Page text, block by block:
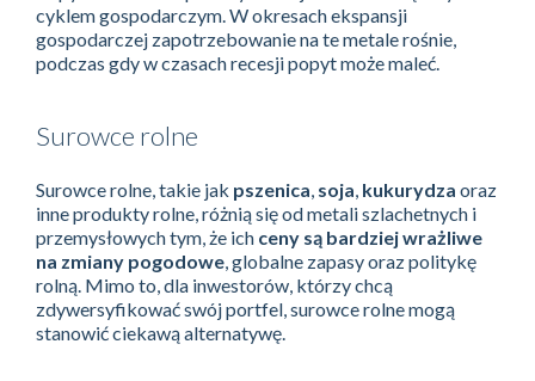
cyklem gospodarczym. W okresach ekspansji
gospodarczej zapotrzebowanie na te metale rośnie,
podczas gdy w czasach recesji popyt może maleć.
Surowce rolne
Surowce rolne, takie jak pszenica, soja, kukurydza oraz
inne produkty rolne, różnią się od metali szlachetnych i
przemysłowych tym, że ich ceny są bardziej wrażliwe
na zmiany pogodowe, globalne zapasy oraz politykę
rolną. Mimo to, dla inwestorów, którzy chcą
zdywersyfikować swój portfel, surowce rolne mogą
stanowić ciekawą alternatywę.